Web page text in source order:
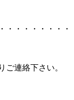
・・・・・・
連絡下さい。